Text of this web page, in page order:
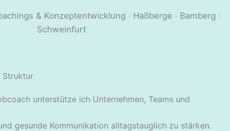
& Konzeptentwicklung · Haßberge · Bamberg ·
Schweinfurt
Struktur
unterstütze ich Unternehmen, Teams und
gesunde Kommunikation alltagstauglich zu stärken.